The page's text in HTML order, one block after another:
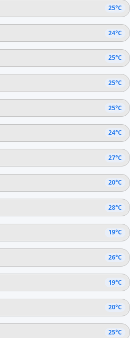
25°C
24°C
25°C
25°C
25°C
24°C
27°C
20°C
28°C
19°C
26°C
19°C
20°C
25°C